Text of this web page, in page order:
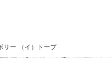
リー （イ）トープ